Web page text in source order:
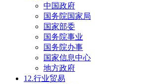
中国政府
国务院国家局
国家部委
国务院事业
国务院办事
国家信息中心
地方政府
12.行业贸易